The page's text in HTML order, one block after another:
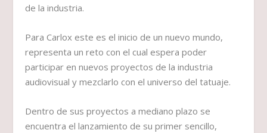
de la industria.
Para Carlox este es el inicio de un nuevo mundo,
representa un reto con el cual espera poder
participar en nuevos proyectos de la industria
audiovisual y mezclarlo con el universo del tatuaje.
Dentro de sus proyectos a mediano plazo se
encuentra el lanzamiento de su primer sencillo,